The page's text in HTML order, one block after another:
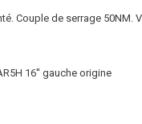
Couple de serrage 50NM.
16'' gauche origine